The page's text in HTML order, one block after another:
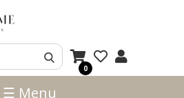
0
☰ Menu